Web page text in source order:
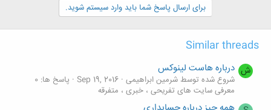
برای ارسال پاسخ شما باید وارد سیستم شوید.
Similar threads
ش درباره هاست لینوکس
شروع شده توسط شرمین ابراهیمی Sep 19, 2016 پاسخ ها: 0
معرفی سایت های تفریحی ، خبری ، متفرقه